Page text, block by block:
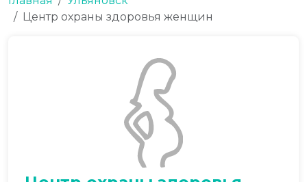
Центр охраны здоровья женщин